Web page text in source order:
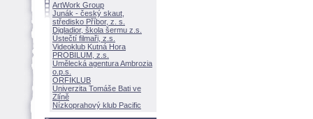
ArtWork Group
Junák - český skaut,
středisko Příbor, z. s.
Digladior, škola šermu z.s.
Ústečtí filmaři, z.s.
Videoklub Kutná Hora
PROBILUM, z.s.
Umělecká agentura Ambrozia
o.p.s.
ORFIKLUB
Univerzita Tomáše Bati ve
Zlíně
Nízkoprahový klub Pacific